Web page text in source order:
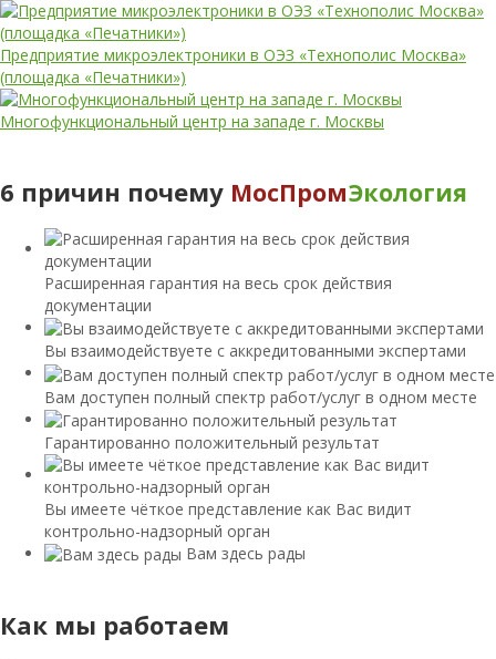
Предприятие микроэлектроники в ОЭЗ «Технополис Москва»
(площадка «Печатники»)
Многофункциональный центр на западе г. Москвы
6 причин почему МосПромЭкология
Расширенная гарантия на весь срок действия
документации
Вы взаимодействуете с аккредитованными экспертами
Вам доступен полный спектр работ/услуг в одном месте
Гарантированно положительный результат
Вы имеете чёткое представление как Вас видит
контрольно-надзорный орган
Вам здесь рады
Как мы работаем